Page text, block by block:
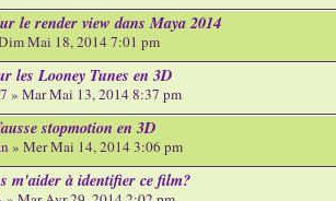
le render view dans Maya 2014
Mai 18, 2014 7:01 pm
les Looney Tunes en 3D
» Mar Mai 13, 2014 8:37 pm
stopmotion en 3D
» Mer Mai 14, 2014 3:06 pm
m'aider à identifier ce film?